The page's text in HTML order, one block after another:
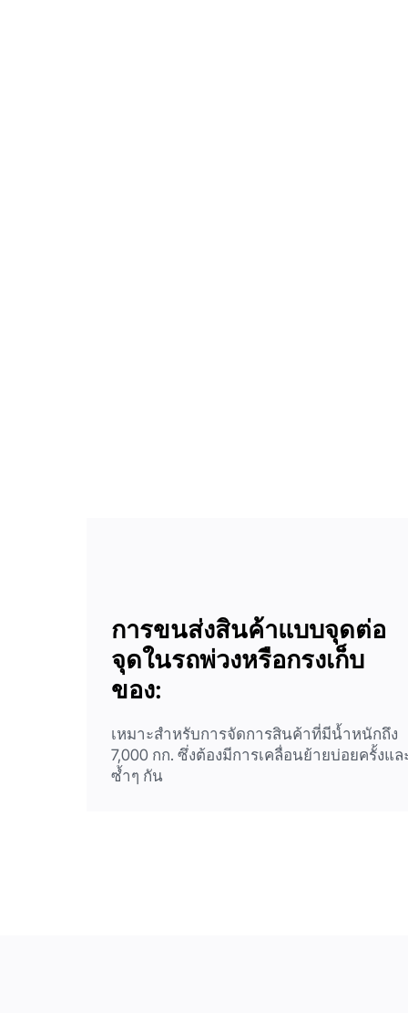
การขนส่งสินค้าแบบจุดต่อ
จุดในรถพ่วงหรือกรงเก็บ
ของ:
เหมาะสำหรับการจัดการสินค้าที่มีน้ำหนักถึง
7,000 กก. ซึ่งต้องมีการเคลื่อนย้ายบ่อยครั้งแล
ซ้ำๆ กัน